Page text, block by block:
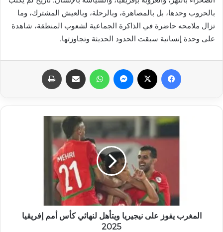
بالحروب وحدها، بل بالمصاهرة، وبالرحلة، وبالعيش المشترك، وما
تزال ملامحه حاضرة في الذاكرة الجماعية لشعوب المنطقة، شاهدة
على وحدة إنسانية سبقت الحدود الحديثة وتجاوزتها.
فيسبوك ماسنجر واتساب مشاركة عبر البريد
المغرب يفوز على نيجيريا ويتأهل لنهائي كأس أمم إفريقيا
2025